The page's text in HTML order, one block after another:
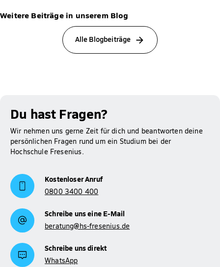
Weitere Beiträge in unserem Blog
Alle Blogbeiträge
Du hast Fragen?
Wir nehmen uns gerne Zeit für dich und beantworten deine
persönlichen Fragen rund um ein Studium bei der
Hochschule Fresenius.
Kostenloser Anruf
0800 3400 400
Schreibe uns eine E-Mail
beratung@hs-fresenius.de
Schreibe uns direkt
WhatsApp